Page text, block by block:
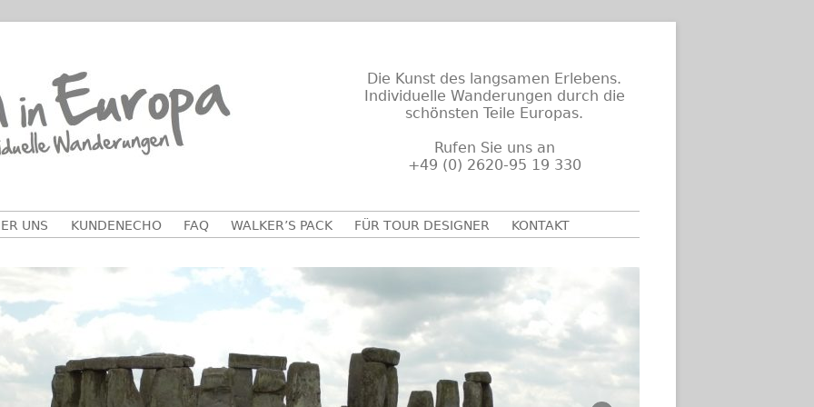
Die Kunst des langsamen Erlebens.
Individuelle Wanderungen durch die
schönsten Teile Europas.
Rufen Sie uns an
+49 (0) 2620-95 19 330
UNS KUNDENECHO FAQ WALKER’S PACK FÜR TOUR DESIGNER KONTAKT